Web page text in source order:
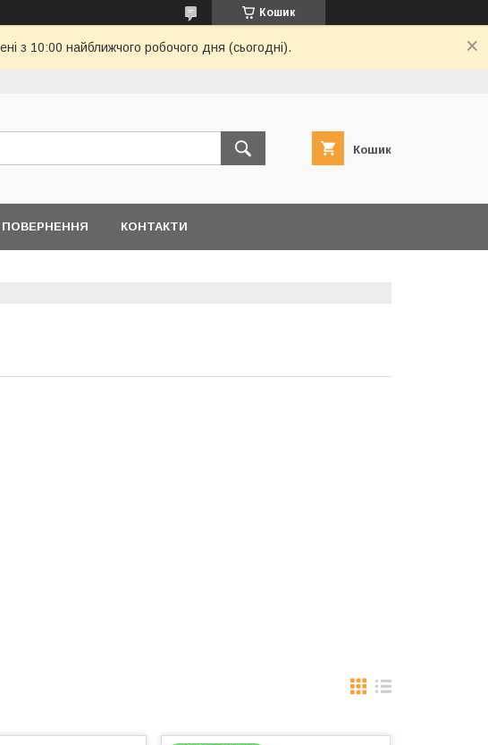
Кошик
з 10:00 найближчого робочого дня (сьогодні).
Кошик
ПОВЕРНЕННЯ КОНТАКТИ